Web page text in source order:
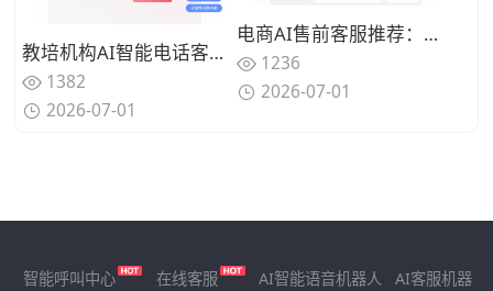
教培机构AI智能电话客服怎么选？情绪识别+语义打断：让高意向线索转化率大幅提升
1382
2026-07-01
电商AI售前客服推荐：这3款能自动“猜你喜欢”的AI工具，助商家提升转化率
1236
2026-07-01
智能呼叫中心 在线客服 AI智能语音机器人
AI客服机器